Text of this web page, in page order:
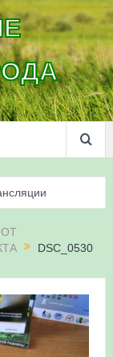
в
имена и
DSC_0530